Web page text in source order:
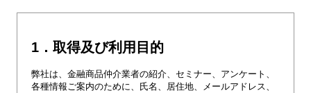
1．取得及び利用目的
弊社は、金融商品仲介業者の紹介、セミナー、アンケート、
各種情報ご案内のために、氏名、居住地、メールアドレス、